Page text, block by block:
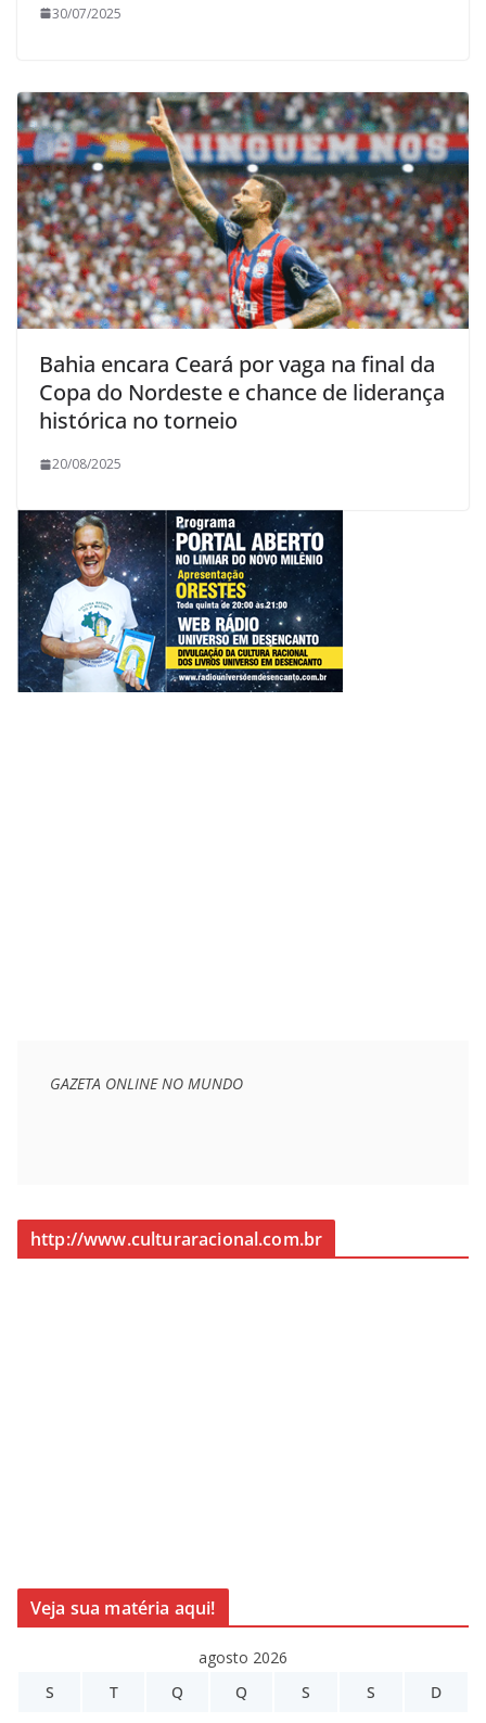
30/07/2025
Bahia encara Ceará por vaga na final da
Copa do Nordeste e chance de liderança
histórica no torneio
20/08/2025
GAZETA ONLINE NO MUNDO
http://www.culturaracional.com.br
Veja sua matéria aqui!
agosto 2026
S
T Q Q S S D